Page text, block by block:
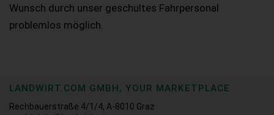
Wunsch durch unser geschultes Fahrpersonal
problemlos möglich.
LANDWIRT.COM GMBH, YOUR MARKETPLACE
Rechbauerstraße 4/1/4, A-8010 Graz